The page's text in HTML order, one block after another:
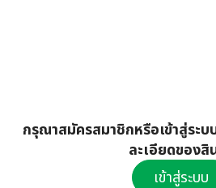
กรุณาสมัครสมาชิกหรือเข้าสู่ระบ
ละเอียดของสิ
เข้าสู่ระบบ